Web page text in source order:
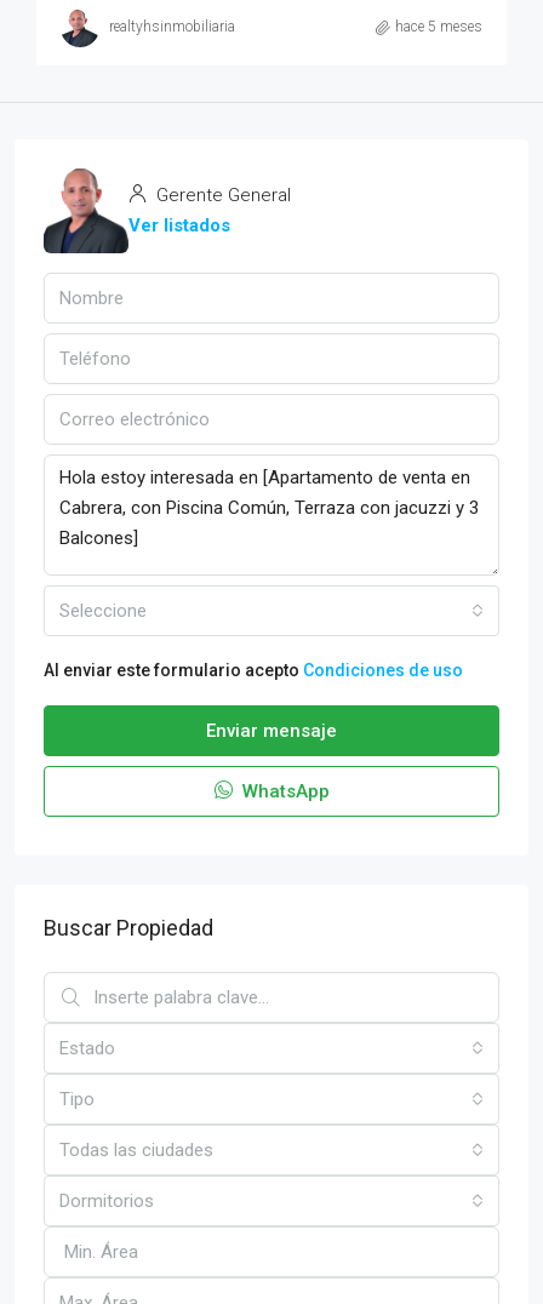
realtyhsinmobiliaria hace 5 meses
Gerente General
Ver listados
Seleccione
Al enviar este formulario acepto Condiciones de uso
Enviar mensaje
WhatsApp
Buscar Propiedad
Estado
Tipo
Todas las ciudades
Dormitorios